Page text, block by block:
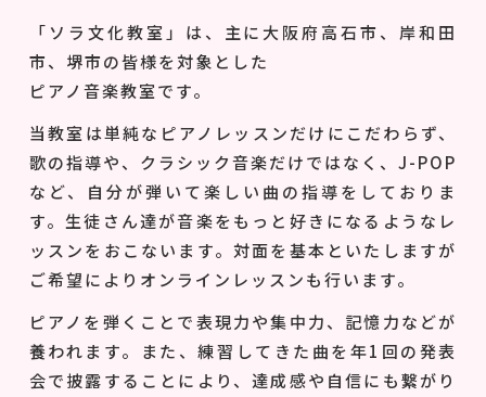
「ソラ文化教室」は、主に大阪府高石市、岸和田
市、堺市の皆様を対象とした
ピアノ音楽教室です。
当教室は単純なピアノレッスンだけにこだわらず、
歌の指導や、クラシック音楽だけではなく、J-POP
など、自分が弾いて楽しい曲の指導をしておりま
す。生徒さん達が音楽をもっと好きになるようなレ
ッスンをおこないます。対面を基本といたしますが
ご希望によりオンラインレッスンも行います。
ピアノを弾くことで表現力や集中力、記憶力などが
養われます。また、練習してきた曲を年1回の発表
会で披露することにより、達成感や自信にも繋がり